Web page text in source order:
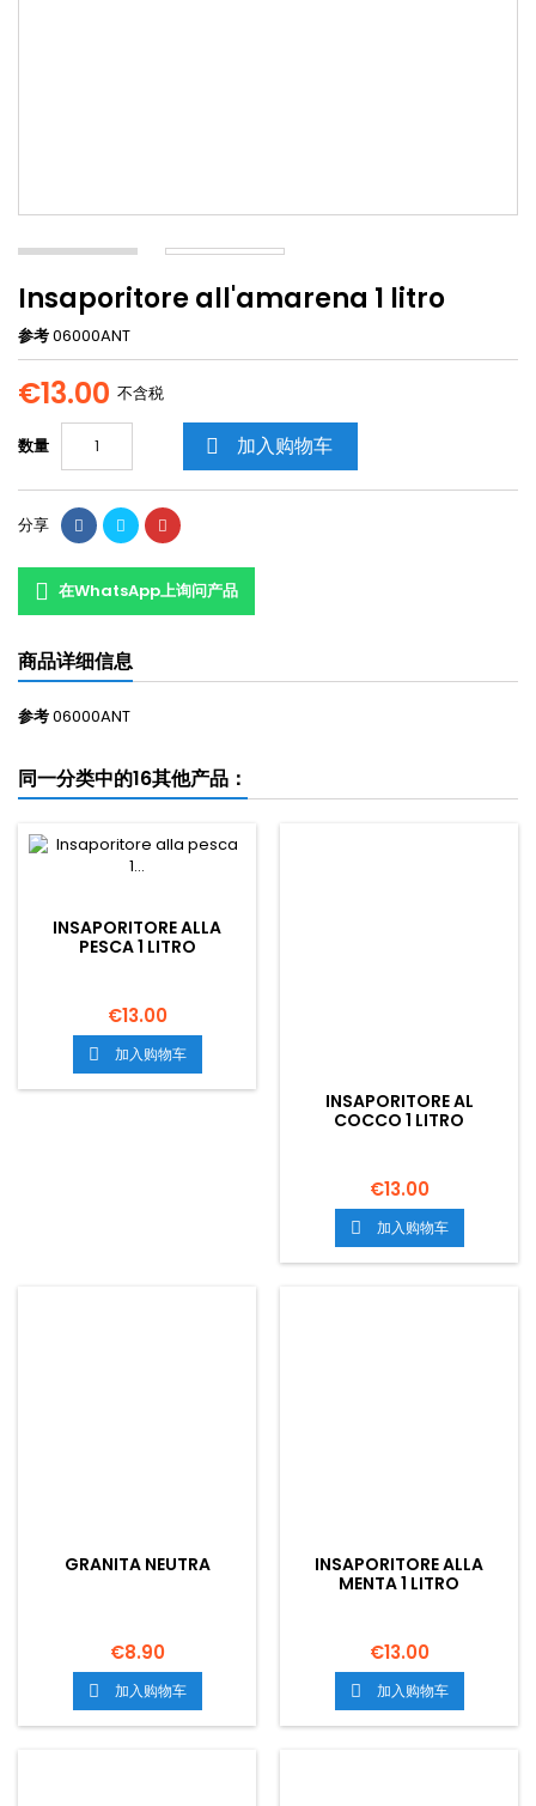
Insaporitore all'amarena 1 litro
参考06000ANT
€13.00 不含税
数量  加入购物车
分享
在WhatsApp上询问产品
商品详细信息
参考06000ANT
同一分类中的16其他产品：
INSAPORITORE ALLA
PESCA 1 LITRO
€13.00
 加入购物车
INSAPORITORE AL
COCCO 1 LITRO
€13.00
 加入购物车
GRANITA NEUTRA
€8.90
 加入购物车
INSAPORITORE ALLA
MENTA 1 LITRO
€13.00
 加入购物车